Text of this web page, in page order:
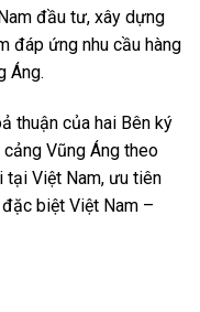
đầu tư, xây dựng
đáp ứng nhu cầu hàng
Áng.
thuận của hai Bên ký
Vũng Áng theo
Việt Nam, ưu tiên
biệt Việt Nam –